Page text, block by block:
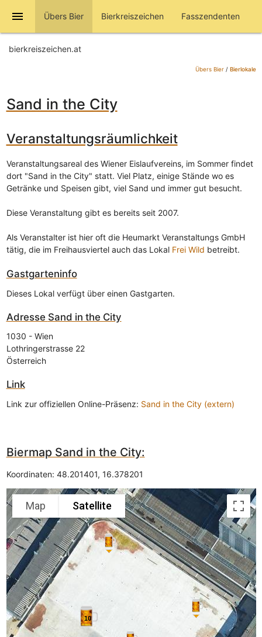
menu Übers Bier Bierkreiszeichen Fasszendenten
bierkreiszeichen.at
Übers Bier/ Bierlokale
Sand in the City
Veranstaltungsräumlichkeit
Veranstaltungsareal des Wiener Eislaufvereins, im Sommer findet
dort "Sand in the City" statt. Viel Platz, einige Stände wo es
Getränke und Speisen gibt, viel Sand und immer gut besucht.
Diese Veranstaltung gibt es bereits seit 2007.
Als Veranstalter ist hier oft die Heumarkt Veranstaltungs GmbH
tätig, die im Freihausviertel auch das Lokal Frei Wild betreibt.
Gastgarteninfo
Dieses Lokal verfügt über einen Gastgarten.
Adresse Sand in the City
1030 - Wien
Lothringerstrasse 22
Österreich
Link
Link zur offiziellen Online-Präsenz: Sand in the City (extern)
Biermap Sand in the City:
Koordinaten: 48.201401, 16.378201
10
Map Satellite